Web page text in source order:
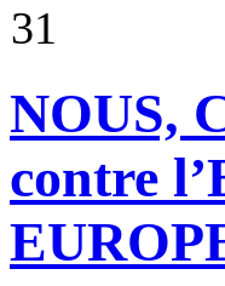
31
NOUS,
contre